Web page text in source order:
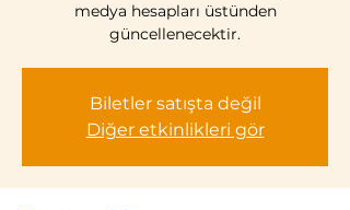
medya hesapları üstünden
güncellenecektir.
Biletler satışta değil
Diğer etkinlikleri gör